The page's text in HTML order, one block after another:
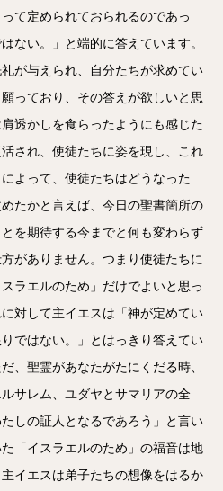
て定められておられるのであっ
ない。」と端的に答えています。
が与えられ、自分たちが求めてい
っており、その答えが欲しいと思
透かしを食らったようにも感じた
され、使徒たちに姿を現し、これ
よって、使徒たちはどうなった
たかと言えば、今日の聖書箇所の
を期待する今までと何も変わらず
がありません。つまり使徒たちに
ラエルのため」だけでよいと思っ
対して主イエスは「神が定めてい
ではない。」とはっきり答えてい
、聖霊があなたがたにくだる時、
サレム、ユダヤとサマリアの全
しの証人となるであろう」と言い
「イスラエルのため」の福音は地
イエスは弟子たちの想像をはるか